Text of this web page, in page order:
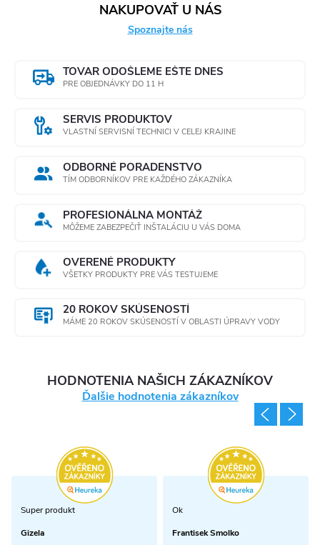
NAKUPOVAŤ U NÁS
Spoznajte nás
TOVAR ODOŠLEME EŠTE DNES
PRE OBJEDNÁVKY DO 11 H
SERVIS PRODUKTOV
VLASTNÍ SERVISNÍ TECHNICI V CELEJ KRAJINE
ODBORNÉ PORADENSTVO
TÍM ODBORNÍKOV PRE KAŽDÉHO ZÁKAZNÍKA
PROFESIONÁLNA MONTÁŽ
MÔŽEME ZABEZPEČIŤ INŠTALÁCIU U VÁS DOMA
OVERENÉ PRODUKTY
VŠETKY PRODUKTY PRE VÁS TESTUJEME
20 ROKOV SKÚSENOSTÍ
MÁME 20 ROKOV SKÚSENOSTÍ V OBLASTI ÚPRAVY VODY
HODNOTENIA NAŠICH ZÁKAZNÍKOV
Ďalšie hodnotenia zákazníkov
Super produkt
Gizela
Ok
Frantisek Smolko